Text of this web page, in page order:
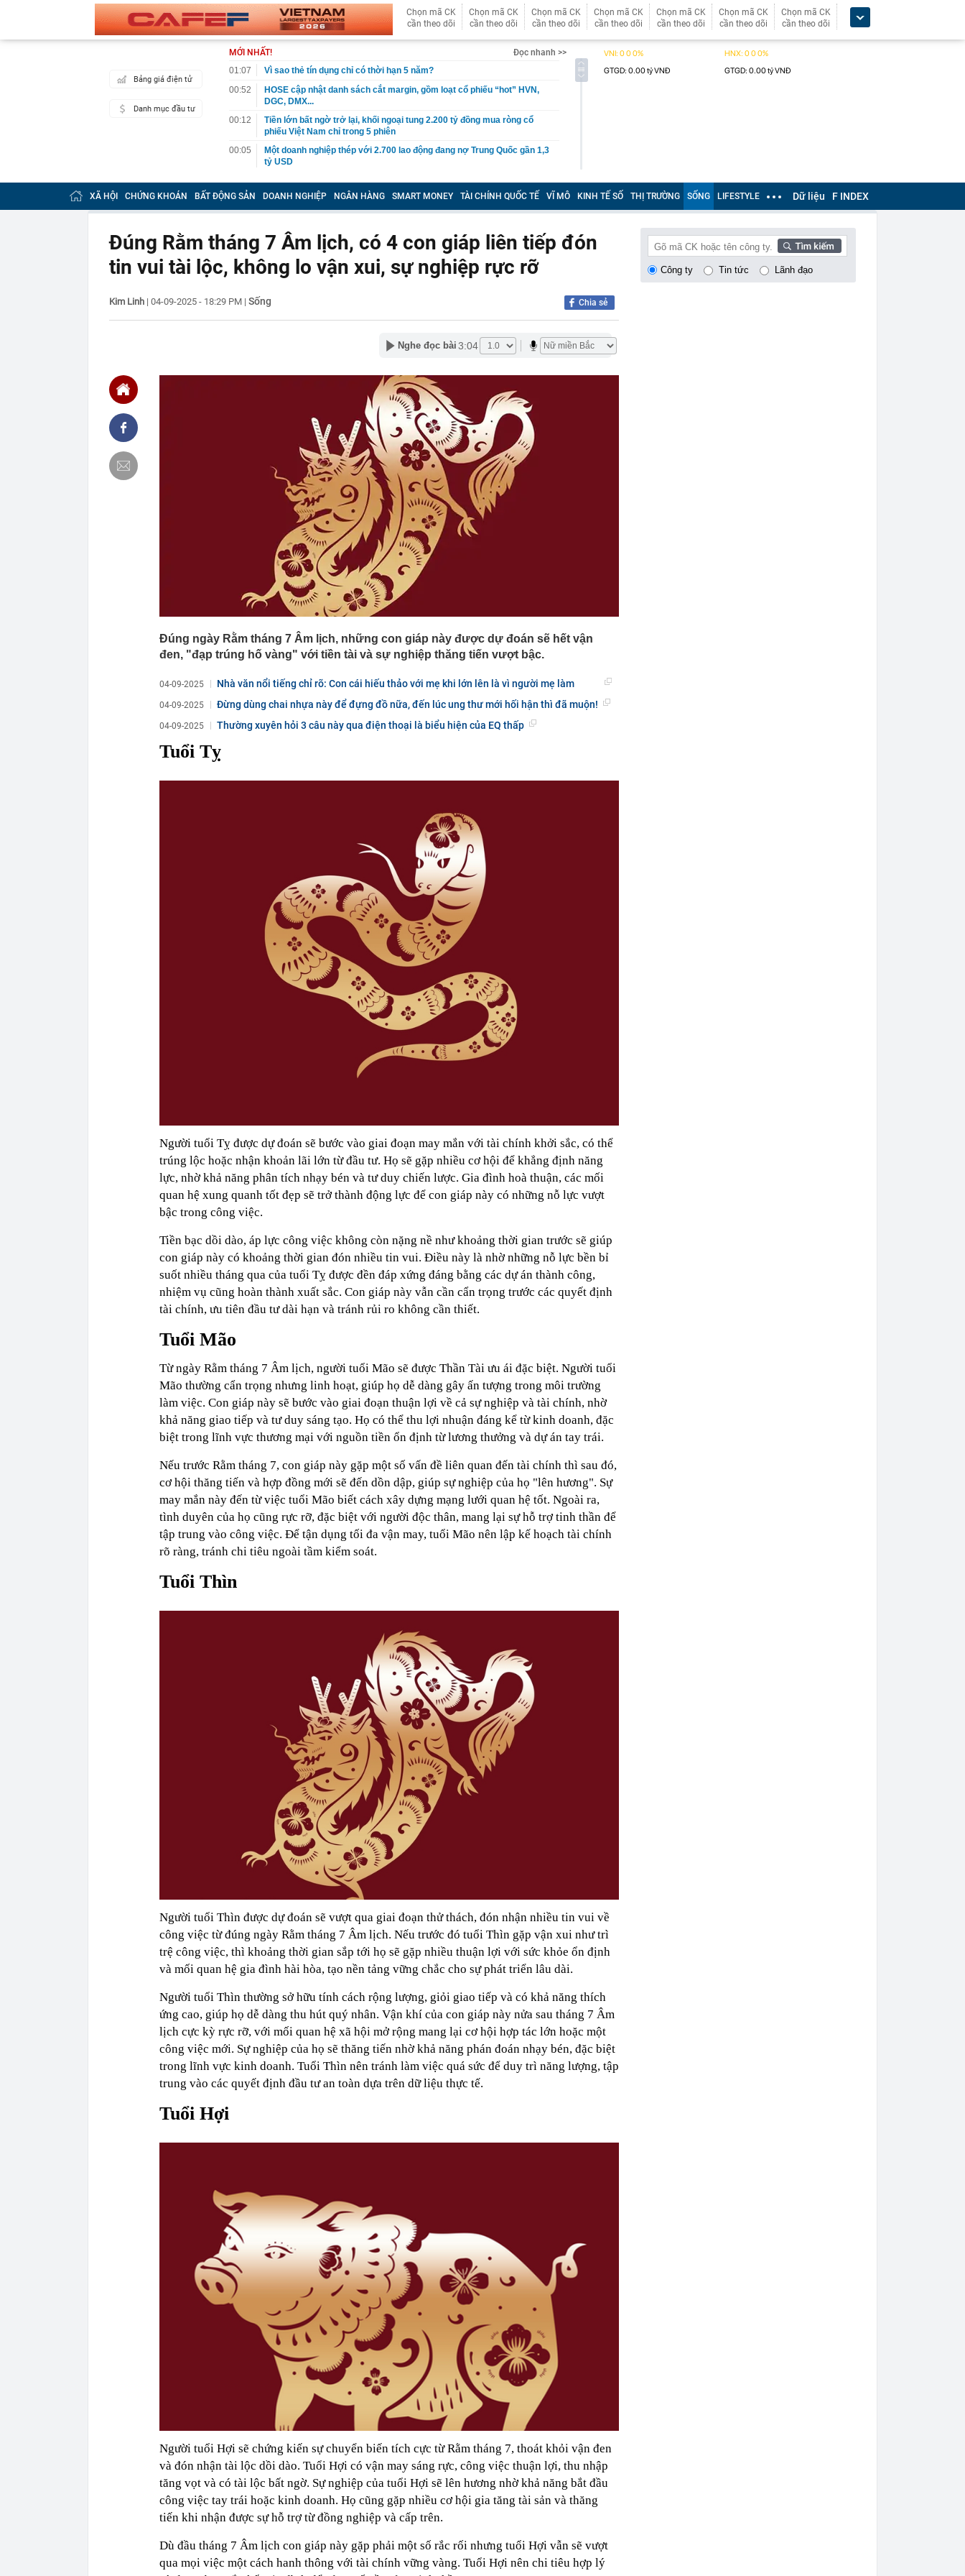
Chọn mã CK
cần theo dõi
Chọn mã CK
cần theo dõi
Chọn mã CK
cần theo dõi
Chọn mã CK
cần theo dõi
Chọn mã CK
cần theo dõi
Chọn mã CK
cần theo dõi
Chọn mã CK
cần theo dõi
Bảng giá điện tử
Danh mục đầu tư
MỚI NHẤT!
Đọc nhanh >>
01:07
Vì sao thẻ tín dụng chỉ có thời hạn 5 năm?
00:52
HOSE cập nhật danh sách cắt margin, gồm loạt cổ phiếu “hot” HVN,
DGC, DMX...
00:12
Tiền lớn bất ngờ trở lại, khối ngoại tung 2.200 tỷ đồng mua ròng cổ
phiếu Việt Nam chỉ trong 5 phiên
00:05
Một doanh nghiệp thép với 2.700 lao động đang nợ Trung Quốc gần 1,3
tỷ USD
00:04
Một yếu tố quan trọng đang trở lại trên thị trường chứng khoán
23:40
Người đàn ông 50 tuổi ăn cà tím mỗi ngày để chữa tiểu đường, 3 tháng
sau bác sĩ hỏi: "Ông ăn gì thế?"
Nam ca sĩ rao bán biệt thự 9 phòng ngủ ở TP.HCM giá gốc 600 tỷ, giảm
còn 400 tỷ
23:28
Trấn Thành công bố phim Tết 2027, nghe tên ai cũng quả quyết “chắc
chắn là siêu phẩm”
Vì sao ngày càng nhiều gia đình không còn phơi quần áo ở ban công?
Vài mét vuông ngoài trời đang được dùng theo 1 cách rất khác
5 LOẠI rau quen thuộc có khả năng tích tụ kim loại nặng, người Việt
nên cẩn thận nguồn gốc trước khi sử dụng
Vì sao đồ ăn Việt hầu như món nào cũng có hành lá?
Không cần tặng quà, 5 câu nói này đủ sức khiến mối quan hệ phụ
huynh - giáo viên gắn bó khăng khít, con trẻ được hưởng lợi!
Ukraine tập kích Crimea, phá hủy hệ thống phòng không 15 triệu USD
Nam NSND, Giám đốc Nhà hát Chèo Quân đội mua ô tô tặng sinh nhật
vợ thiếu tá kém 12 tuổi
Một ô tô biển 29A "dính" gần 100 lần phạt nguội do chạy quá tốc độ quy
định: Riêng tháng 7/2026 vi phạm 21 lần
Tổng thống Trump bực bội vì lộ tin về kho đạn dược Mỹ
Du khách Tây: Không khí tập thể dục sáng ở Việt Nam 'có tính gây
nghiện rất cao'
21:20
Miền Bắc sắp đón đợt nắng nóng mới, chấm dứt mưa dông
XÃ HỘI CHỨNG KHOÁN BẤT ĐỘNG SẢN DOANH NGHIỆP NGÂN HÀNG SMART MONEY TÀI CHÍNH QUỐC TẾ VĨ MÔ KINH TẾ SỐ THỊ TRƯỜNG SỐNG LIFESTYLE Dữ liệu F INDEX
Đúng Rằm tháng 7 Âm lịch, có 4 con giáp liên tiếp đón
tin vui tài lộc, không lo vận xui, sự nghiệp rực rỡ
Kim Linh | 04-09-2025 - 18:29 PM | Sống Chia sẻ
Nghe đọc bài 3:04
Đúng ngày Rằm tháng 7 Âm lịch, những con giáp này được dự đoán sẽ hết vận
đen, "đạp trúng hố vàng" với tiền tài và sự nghiệp thăng tiến vượt bậc.
04-09-2025
Nhà văn nổi tiếng chỉ rõ: Con cái hiếu thảo với mẹ khi lớn lên là vì người mẹ làm
04-09-2025 Đừng dùng chai nhựa này để đựng đồ nữa, đến lúc ung thư mới hối hận thì đã muộn!
04-09-2025 Thường xuyên hỏi 3 câu này qua điện thoại là biểu hiện của EQ thấp
Tuổi Tỵ
Người tuổi Tỵ được dự đoán sẽ bước vào giai đoạn may mắn với tài chính khởi sắc, có thể
trúng lộc hoặc nhận khoản lãi lớn từ đầu tư. Họ sẽ gặp nhiều cơ hội để khẳng định năng
lực, nhờ khả năng phân tích nhạy bén và tư duy chiến lược. Gia đình hoà thuận, các mối
quan hệ xung quanh tốt đẹp sẽ trở thành động lực để con giáp này có những nỗ lực vượt
bậc trong công việc.
Tiền bạc dồi dào, áp lực công việc không còn nặng nề như khoảng thời gian trước sẽ giúp
con giáp này có khoảng thời gian đón nhiều tin vui. Điều này là nhờ những nỗ lực bền bỉ
suốt nhiều tháng qua của tuổi Tỵ được đền đáp xứng đáng bằng các dự án thành công,
nhiệm vụ cũng hoàn thành xuất sắc. Con giáp này vẫn cần cẩn trọng trước các quyết định
tài chính, ưu tiên đầu tư dài hạn và tránh rủi ro không cần thiết.
Tuổi Mão
Từ ngày Rằm tháng 7 Âm lịch, người tuổi Mão sẽ được Thần Tài ưu ái đặc biệt. Người tuổi
Mão thường cẩn trọng nhưng linh hoạt, giúp họ dễ dàng gây ấn tượng trong môi trường
làm việc. Con giáp này sẽ bước vào giai đoạn thuận lợi về cả sự nghiệp và tài chính, nhờ
khả năng giao tiếp và tư duy sáng tạo. Họ có thể thu lợi nhuận đáng kể từ kinh doanh, đặc
biệt trong lĩnh vực thương mại với nguồn tiền ổn định từ lương thưởng và dự án tay trái.
Nếu trước Rằm tháng 7, con giáp này gặp một số vấn đề liên quan đến tài chính thì sau đó,
cơ hội thăng tiến và hợp đồng mới sẽ đến dồn dập, giúp sự nghiệp của họ "lên hương". Sự
may mắn này đến từ việc tuổi Mão biết cách xây dựng mạng lưới quan hệ tốt. Ngoài ra,
tình duyên của họ cũng rực rỡ, đặc biệt với người độc thân, mang lại sự hỗ trợ tinh thần để
tập trung vào công việc. Để tận dụng tối đa vận may, tuổi Mão nên lập kế hoạch tài chính
rõ ràng, tránh chi tiêu ngoài tầm kiểm soát.
Tuổi Thìn
Người tuổi Thìn được dự đoán sẽ vượt qua giai đoạn thử thách, đón nhận nhiều tin vui về
công việc từ đúng ngày Rằm tháng 7 Âm lịch. Nếu trước đó tuổi Thìn gặp vận xui như trì
trệ công việc, thì khoảng thời gian sắp tới họ sẽ gặp nhiều thuận lợi với sức khỏe ổn định
và mối quan hệ gia đình hài hòa, tạo nền tảng vững chắc cho sự phát triển lâu dài.
Người tuổi Thìn thường sở hữu tính cách rộng lượng, giỏi giao tiếp và có khả năng thích
ứng cao, giúp họ dễ dàng thu hút quý nhân. Vận khí của con giáp này nửa sau tháng 7 Âm
lịch cực kỳ rực rỡ, với mối quan hệ xã hội mở rộng mang lại cơ hội hợp tác lớn hoặc một
công việc mới. Sự nghiệp của họ sẽ thăng tiến nhờ khả năng phán đoán nhạy bén, đặc biệt
trong lĩnh vực kinh doanh. Tuổi Thìn nên tránh làm việc quá sức để duy trì năng lượng, tập
trung vào các quyết định đầu tư an toàn dựa trên dữ liệu thực tế.
Tuổi Hợi
Người tuổi Hợi sẽ chứng kiến sự chuyển biến tích cực từ Rằm tháng 7, thoát khỏi vận đen
và đón nhận tài lộc dồi dào. Tuổi Hợi có vận may sáng rực, công việc thuận lợi, thu nhập
tăng vọt và có tài lộc bất ngờ. Sự nghiệp của tuổi Hợi sẽ lên hương nhờ khả năng bắt đầu
công việc tay trái hoặc kinh doanh. Họ cũng gặp nhiều cơ hội gia tăng tài sản và thăng
tiến khi nhận được sự hỗ trợ từ đồng nghiệp và cấp trên.
Dù đầu tháng 7 Âm lịch con giáp này gặp phải một số rắc rối nhưng tuổi Hợi vẫn sẽ vượt
qua mọi việc một cách hanh thông với tài chính vững vàng. Tuổi Hợi nên chi tiêu hợp lý
Công ty Tin tức Lãnh đạo